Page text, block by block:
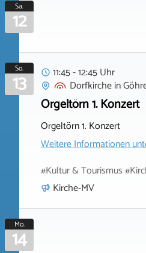
Sa.
12
So.
13
11:45 - 12:45 Uhr
Dorfkirchein
Orgeltörn 1. Konzert
Orgeltörn 1. Konzert
Weitere Informationen
#Kultur & Tourismus
Kirche-MV
Mo.
14